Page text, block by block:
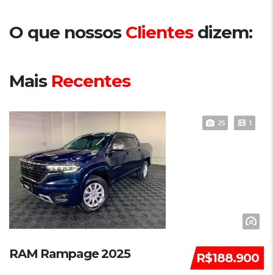
O que nossos Clientes dizem:
Mais Recentes
25 1
R$188.900
RAM Rampage 2025